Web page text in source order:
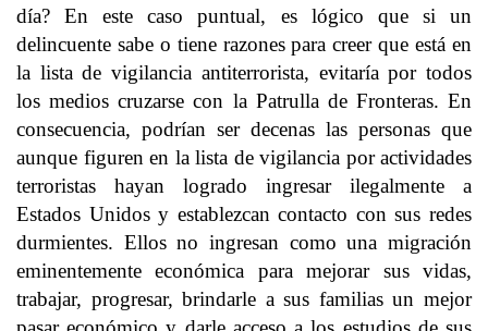
día? En este caso puntual, es lógico que si un
delincuente sabe o tiene razones para creer que está en
la lista de vigilancia antiterrorista, evitaría por todos
los medios cruzarse con la Patrulla de Fronteras. En
consecuencia, podrían ser decenas las personas que
aunque figuren en la lista de vigilancia por actividades
terroristas hayan logrado ingresar ilegalmente a
Estados Unidos y establezcan contacto con sus redes
durmientes. Ellos no ingresan como una migración
eminentemente económica para mejorar sus vidas,
trabajar, progresar, brindarle a sus familias un mejor